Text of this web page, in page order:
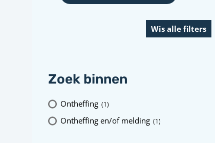
Zoek binnen
Ontheffing (1)
Ontheffing en/of melding (1)